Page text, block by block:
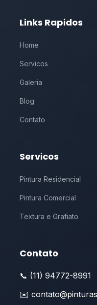
Links Rapidos
Home
Servicos
Galeria
Blog
Contato
Servicos
Pintura Residencial
Pintura Comercial
Textura e Grafiato
Contato
📞 (11) 94772-8991
✉️